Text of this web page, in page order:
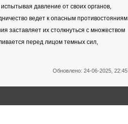
давление от своих органов,
ведет к опасным противостояниям
заставляет их столкнуться с множеством
перед лицом темных сил,
Обновлено: 24-06-2025, 22:45